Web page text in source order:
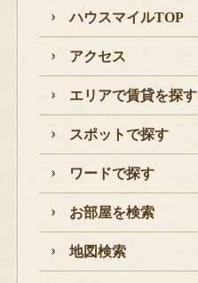
ハウスマイルTOP
アクセス
エリアで賃貸を探す
スポットで探す
ワードで探す
お部屋を検索
地図検索